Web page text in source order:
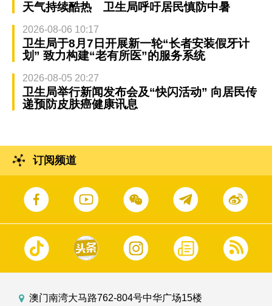
天气持续酷热 卫生局呼吁居民慎防中暑
2026-08-06 10:17
卫生局于8月7日开展新一轮“长者安装假牙计
划” 致力构建“老有所医”的服务系统
2026-08-05 20:27
卫生局举行新闻发布会及“快闪活动” 向居民传
递预防皮肤癌健康讯息
订阅频道
澳门南湾大马路762-804号中华广场15楼